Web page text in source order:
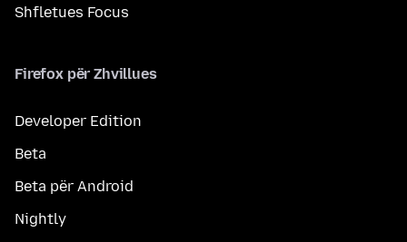
Shfletues Focus
Firefox për Zhvillues
Developer Edition
Beta
Beta për Android
Nightly